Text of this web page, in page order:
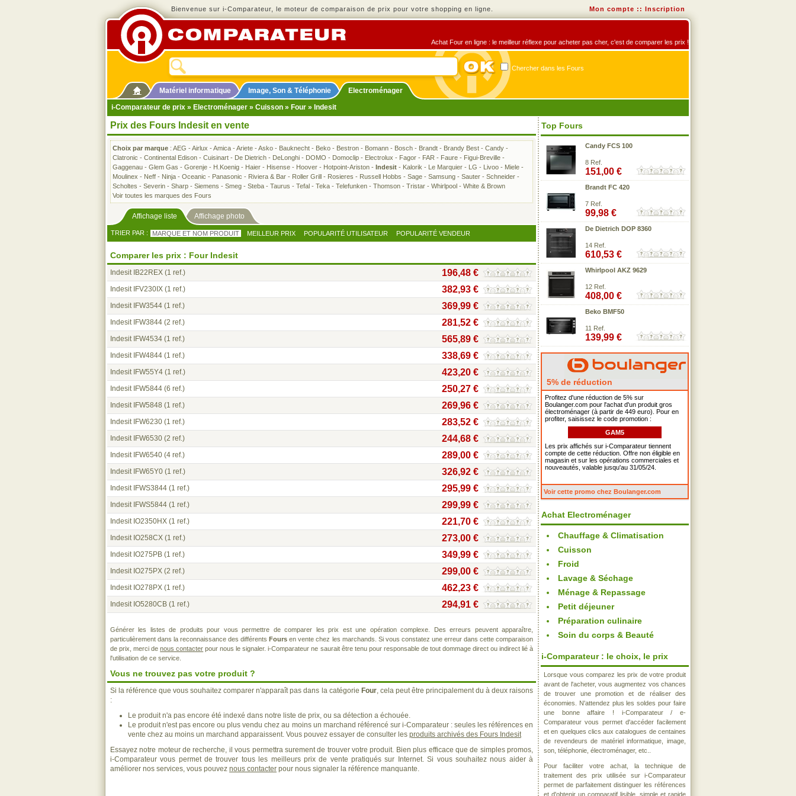
Bienvenue sur i-Comparateur, le moteur de comparaison de prix pour votre shopping en ligne. Mon compte :: Inscription
Achat Four en ligne : le meilleur réflexe pour acheter pas cher, c'est de comparer les prix !
Chercher dans les Fours
Matériel informatique Image, Son & Téléphonie
Electroménager
i-Comparateur de prix » Electroménager » Cuisson » Four » Indesit
Prix des Fours Indesit en vente
Choix par marque : AEG -Airlux -Amica -Ariete -Asko - Bauknecht - Beko - Bestron - Bomann - Bosch - Brandt - Brandy Best - Candy -
Clatronic - Continental Edison - Cuisinart - De Dietrich - DeLonghi - DOMO - Domoclip - Electrolux - Fagor - FAR - Faure - Figui-Breville -
Gaggenau - Glem Gas - Gorenje - H.Koenig - Haier - Hisense - Hoover - Hotpoint-Ariston - Indesit - Kalorik - Le Marquier - LG - Livoo - Miele -
Moulinex - Neff - Ninja - Oceanic - Panasonic - Riviera & Bar - Roller Grill - Rosieres - Russell Hobbs - Sage - Samsung - Sauter - Schneider -
Scholtes - Severin - Sharp - Siemens - Smeg - Steba - Taurus - Tefal - Teka - Telefunken - Thomson - Tristar - Whirlpool - White & Brown
Voir toutes les marques des Fours
Affichage liste Affichage photo
TRIER PAR : MARQUE ET NOM PRODUIT MEILLEUR PRIX POPULARITÉ UTILISATEUR POPULARITÉ VENDEUR
Comparer les prix : Four Indesit
Indesit IB22REX (1 ref.) 196,48 €
Indesit IFV230IX (1 ref.) 382,93 €
Indesit IFW3544 (1 ref.) 369,99 €
Indesit IFW3844 (2 ref.) 281,52 €
Indesit IFW4534 (1 ref.) 565,89 €
Indesit IFW4844 (1 ref.) 338,69 €
Indesit IFW55Y4 (1 ref.) 423,20 €
Indesit IFW5844 (6 ref.) 250,27 €
Indesit IFW5848 (1 ref.) 269,96 €
Indesit IFW6230 (1 ref.) 283,52 €
Indesit IFW6530 (2 ref.) 244,68 €
Indesit IFW6540 (4 ref.) 289,00 €
Indesit IFW65Y0 (1 ref.) 326,92 €
Indesit IFWS3844 (1 ref.) 295,99 €
Indesit IFWS5844 (1 ref.) 299,99 €
Indesit IO2350HX (1 ref.) 221,70 €
Indesit IO258CX (1 ref.) 273,00 €
Indesit IO275PB (1 ref.) 349,99 €
Indesit IO275PX (2 ref.) 299,00 €
Indesit IO278PX (1 ref.) 462,23 €
Indesit IO5280CB (1 ref.) 294,91 €
Générer les listes de produits pour vous permettre de comparer les prix est une opération complexe. Des erreurs peuvent apparaître,
particulièrement dans la reconnaissance des différentsFours en vente chez les marchands. Si vous constatez une erreur dans cette comparaison
de prix, merci denous contacter pour nous le signaler. i-Comparateur ne saurait être tenu pour responsable de tout dommage direct ou indirect lié à
l'utilisation de ce service.
Vous ne trouvez pas votre produit ?
Si la référence que vous souhaitez comparer n'apparaît pas dans la catégorie Four, cela peut être principalement du à deux raisons
:
Le produit n'a pas encore été indexé dans notre liste de prix, ou sa détection a échouée.
Le produit n'est pas encore ou plus vendu chez au moins un marchand référencé sur i-Comparateur : seules les références en
vente chez au moins un marchand apparaissent. Vous pouvez essayer de consulter les produits archivés des Fours Indesit
Essayez notre moteur de recherche, il vous permettra surement de trouver votre produit. Bien plus efficace que de simples promos,
i-Comparateur vous permet de trouver tous les meilleurs prix de vente pratiqués sur Internet. Si vous souhaitez nous aider à
améliorer nos services, vous pouvez nous contacter pour nous signaler la référence manquante.
Top Fours
Candy FCS 100
8 Ref.
151,00 €
Brandt FC 420
7 Ref.
99,98 €
De Dietrich DOP 8360
14 Ref.
610,53 €
Whirlpool AKZ 9629
12 Ref.
408,00 €
Beko BMF50
11 Ref.
139,99 €
5% de réduction
Profitez d'une réduction de 5% sur
Boulanger.com pour l'achat d'un produit gros
électroménager (à partir de 449 euro). Pour en
profiter, saisissez le code promotion :
GAM5
Les prix affichés sur i-Comparateur tiennent
compte de cette réduction. Offre non éligible en
magasin et sur les opérations commerciales et
nouveautés, valable jusqu'au 31/05/24.
Voir cette promo chez Boulanger.com
Achat Electroménager
Chauffage & Climatisation
Cuisson
Froid
Lavage & Séchage
Ménage & Repassage
Petit déjeuner
Préparation culinaire
Soin du corps & Beauté
i-Comparateur : le choix, le prix
Lorsque vous comparez les prix de votre produit
avant de l'acheter, vous augmentez vos chances
de trouver une promotion et de réaliser des
économies. N'attendez plus les soldes pour faire
une bonne affaire ! i-Comparateur / e-
Comparateur vous permet d'accéder facilement
et en quelques clics aux catalogues de centaines
de revendeurs de matériel informatique, image,
son, téléphonie, électroménager, etc..
Pour faciliter votre achat, la technique de
traitement des prix utilisée sur i-Comparateur
permet de parfaitement distinguer les références
et d'obtenir un comparatif lisible, simple et rapide